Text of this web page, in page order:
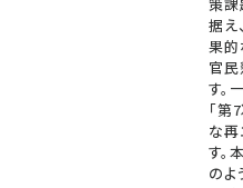
据え
果的
官民
す。
「第
な再
す。
のよ